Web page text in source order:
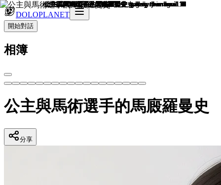
DOLOPLANET
開始對話
相簿
公主與馬術選手的馬廄羅曼史
分享